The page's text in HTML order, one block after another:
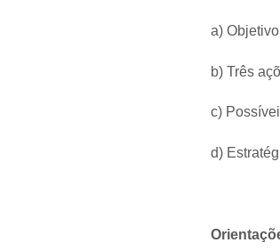
a)
b) Três
c)
d)